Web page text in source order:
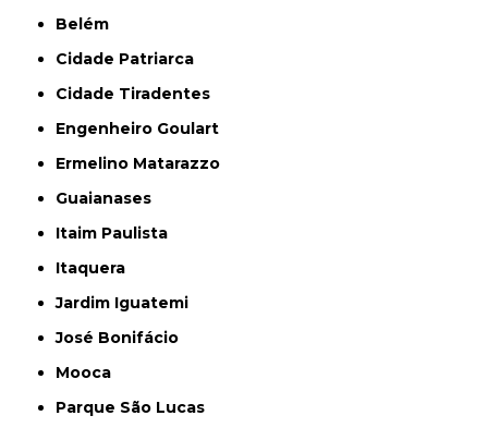
Belém
Cidade Patriarca
Cidade Tiradentes
Engenheiro Goulart
Ermelino Matarazzo
Guaianases
Itaim Paulista
Itaquera
Jardim Iguatemi
José Bonifácio
Mooca
Parque São Lucas